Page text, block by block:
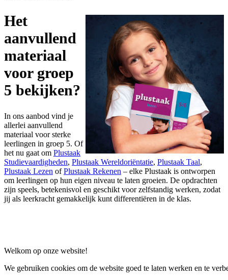
Het
aanvullend
materiaal
voor groep
5 bekijken?
In ons aanbod vind je
allerlei aanvullend
materiaal voor sterke
leerlingen in groep 5. Of
het nu gaat om Plustaak
Studievaardigheden, Plustaak Wereldoriëntatie, Plustaak Taal,
Plustaak Lezen ofPlustaak Rekenen – elke Plustaak is ontworpen
om leerlingen op hun eigen niveau te laten groeien. De opdrachten
zijn speels, betekenisvol en geschikt voor zelfstandig werken, zodat
jij als leerkracht gemakkelijk kunt differentiëren in de klas.
Welkom op onze website!
We gebruiken cookies om de website goed te laten werken en te